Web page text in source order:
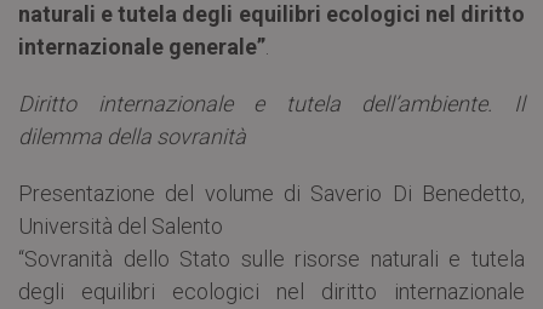
naturali e tutela degli equilibri ecologici nel diritto
internazionale generale”.
Diritto internazionale e tutela dell’ambiente. Il
dilemma della sovranità
Presentazione del volume di Saverio Di Benedetto,
Università del Salento
“Sovranità dello Stato sulle risorse naturali e tutela
degli equilibri ecologici nel diritto internazionale